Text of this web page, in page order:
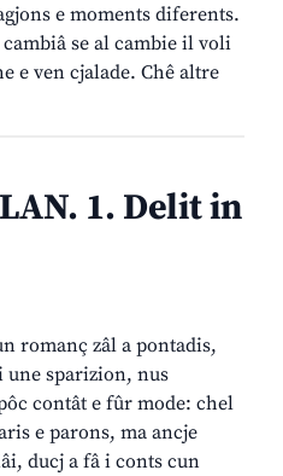
e moments diferents.
se al cambie il voli
e ven cjalade. Chê altre
1. Delit in
romanç zâl a pontadis,
une sparizion, nus
contât e fûr mode: chel
e parons, ma ancje
ducj a fâ i conts cun